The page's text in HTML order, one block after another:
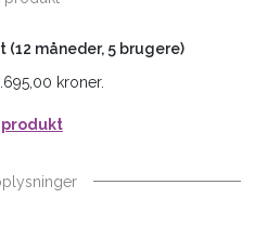
(12 måneder, 5 brugere)
kroner.